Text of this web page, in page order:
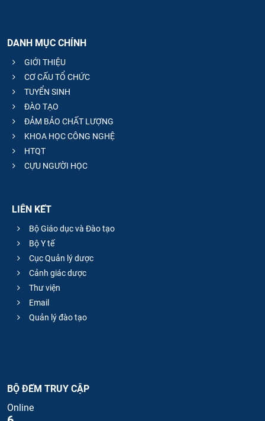
DANH MỤC CHÍNH
GIỚI THIỆU
CƠ CẤU TỔ CHỨC
TUYỂN SINH
ĐÀO TẠO
ĐẢM BẢO CHẤT LƯỢNG
KHOA HỌC CÔNG NGHỆ
HTQT
CỰU NGƯỜI HỌC
LIÊN KẾT
Bộ Giáo dục và Đào tạo
Bộ Y tế
Cục Quản lý dược
Cảnh giác dược
Thư viện
Email
Quản lý đào tạo
BỘ ĐẾM TRUY CẬP
Online